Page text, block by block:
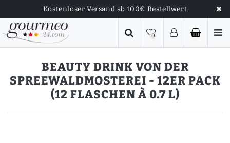
Kostenloser Versand ab 100€ Bestellwert
0
BEAUTY DRINK VON DER
SPREEWALDMOSTEREI - 12ER PACK
(12 FLASCHEN À 0.7 L)